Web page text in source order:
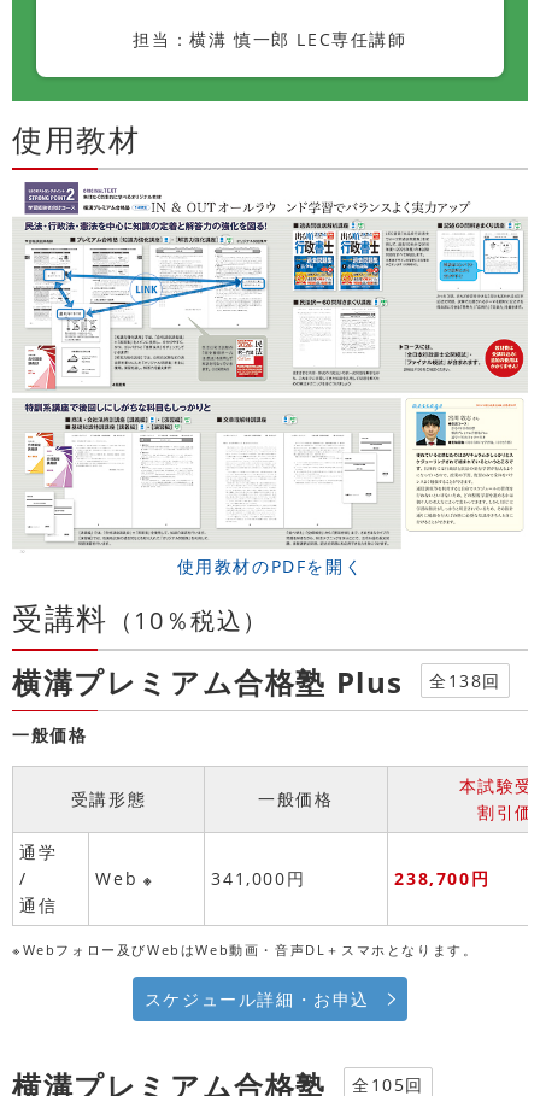
担当：横溝 慎一郎 LEC専任講師
使用教材
使用教材のPDFを開く
受講料 （10％税込）
横溝プレミアム合格塾 Plus 全138回
一般価格
受講形態 一般価格
本試験受
割引価
通学
/
通信
Web ※ 341,000円 238,700円
※Webフォロー及びWebはWeb動画・音声DL＋スマホとなります。
スケジュール詳細・お申込
横溝プレミアム合格塾 全105回